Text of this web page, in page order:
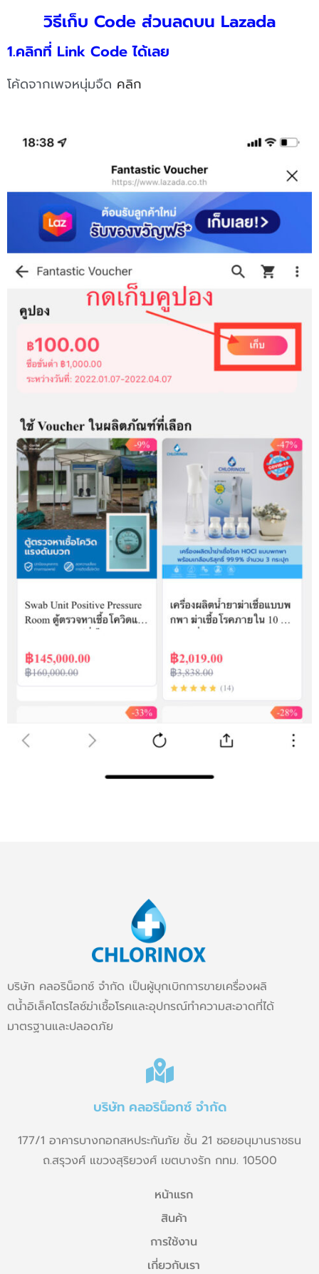
วิธีเก็บ Code ส่วนลดบน Lazada
1.คลิกที่ Link Code ได้เลย
โค้ดจากเพจหนุ่มจืด คลิก
บริษัท คลอริน็อกซ์ จำกัด เป็นผู้บุกเบิกการขายเครื่องผลิ
ตน้ำอิเล็คโตรไลซ์ฆ่าเชื้อโรคและอุปกรณ์ทำความสะอาดที่ได้
มาตรฐานและปลอดภัย
บริษัท คลอริน็อกซ์ จำกัด
177/1 อาคารบางกอกสหประกันภัย ชั้น 21 ซอยอนุมานราชธน
ถ.สรุวงศ์ แขวงสุริยวงศ์ เขตบางรัก กทม. 10500
หน้าแรก
สินค้า
การใช้งาน
เกี่ยวกับเรา